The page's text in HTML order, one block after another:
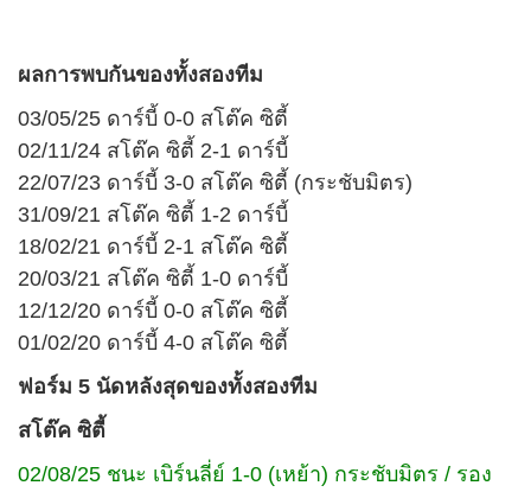
ผลการพบกันของทั้งสองทีม
03/05/25 ดาร์บี้ 0-0 สโต๊ค ซิตี้
02/11/24 สโต๊ค ซิตี้ 2-1 ดาร์บี้
22/07/23 ดาร์บี้ 3-0 สโต๊ค ซิตี้ (กระชับมิตร)
31/09/21 สโต๊ค ซิตี้ 1-2 ดาร์บี้
18/02/21 ดาร์บี้ 2-1 สโต๊ค ซิตี้
20/03/21 สโต๊ค ซิตี้ 1-0 ดาร์บี้
12/12/20 ดาร์บี้ 0-0 สโต๊ค ซิตี้
01/02/20 ดาร์บี้ 4-0 สโต๊ค ซิตี้
ฟอร์ม 5 นัดหลังสุดของทั้งสองทีม
สโต๊ค ซิตี้
02/08/25 ชนะ เบิร์นลี่ย์ 1-0 (เหย้า) กระชับมิตร / รอง